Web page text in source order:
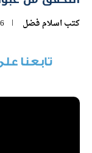
كتباسلام فضل 26